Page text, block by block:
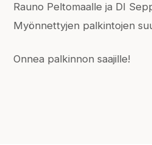
Rauno Peltomaalle ja DI
Myönnettyjen palkintojen
Onnea palkinnon saajille!